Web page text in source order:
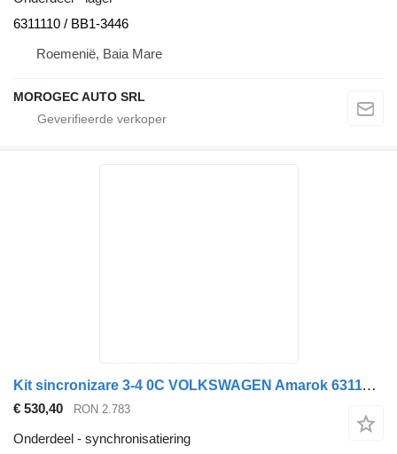
6311110 / BB1-3446
Roemenië, Baia Mare
MOROGEC AUTO SRL
Kit sincronizare 3-4 0C VOLKSWAGEN Amarok 6311134 synchronisatiering voor Volkswagen Amarok auto
€ 530,40 RON 2.783
Onderdeel - synchronisatiering